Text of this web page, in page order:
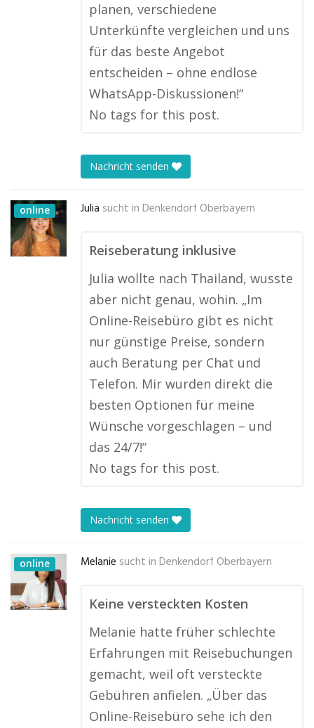
planen, verschiedene
Unterkünfte vergleichen und uns
für das beste Angebot
entscheiden – ohne endlose
WhatsApp-Diskussionen!“
No tags for this post.
Nachricht senden
online Julia sucht in Denkendorf Oberbayern
Reiseberatung inklusive
Julia wollte nach Thailand, wusste
aber nicht genau, wohin. „Im
Online-Reisebüro gibt es nicht
nur günstige Preise, sondern
auch Beratung per Chat und
Telefon. Mir wurden direkt die
besten Optionen für meine
Wünsche vorgeschlagen – und
das 24/7!“
No tags for this post.
Nachricht senden
online Melanie sucht in Denkendorf Oberbayern
Keine versteckten Kosten
Melanie hatte früher schlechte
Erfahrungen mit Reisebuchungen
gemacht, weil oft versteckte
Gebühren anfielen. „Über das
Online-Reisebüro sehe ich den